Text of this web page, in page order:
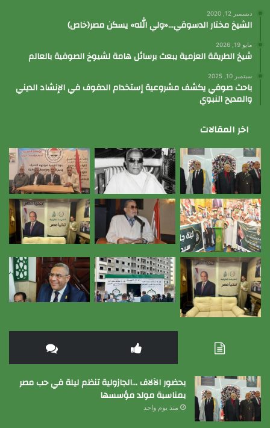
ديسمبر 12, 2020
الشيخ مختار الدسوقي…«ولي الله» يسكن مصر(خاص)
مايو 19, 2026
شيخ الطريقة العزمية يبعث برسائل هامة لشيوخ الصوفية بالعالم
سبتمبر 10, 2025
باحث صوفي يكشف مشروعية إستخدام الدفوف في الإنشاد الديني
والمديح النبوي
اخر المقالات
بحضور الآلاف …الجازولية تنظم ليلة في حب مصر
بمناسبة مولد مؤسسها
منذ يوم واحد